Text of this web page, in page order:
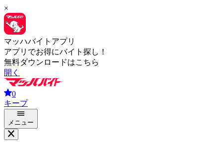
×
マッハバイトアプリ
アプリでお得にバイト探し！
無料ダウンロードはこちら
開く
0
キープ
メニュー